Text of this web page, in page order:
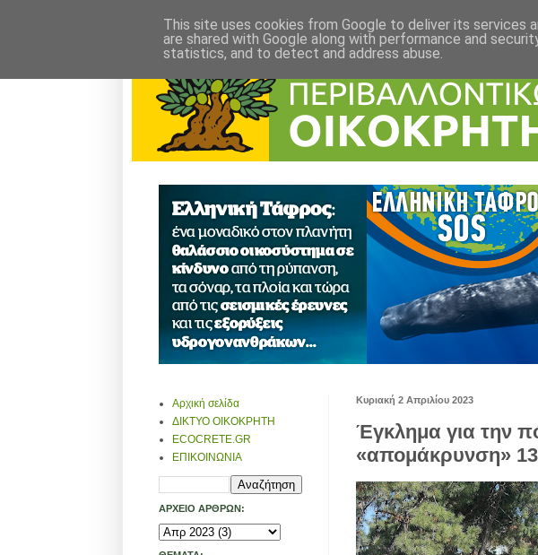
Κυριακή 2 Απριλίου 2023
Έγκλημα για την
«απομάκρυνση»
Αρχική σελίδα
ΔΙΚΤΥΟ ΟΙΚΟΚΡΗΤΗ
ECOCRETE.GR
ΕΠΙΚΟΙΝΩΝΙΑ
ΑΡΧΕΙΟ ΑΡΘΡΩΝ:
This site uses cookies from Google to deliver its services
are shared with Google along with performance and
statistics, and to detect and address abuse.